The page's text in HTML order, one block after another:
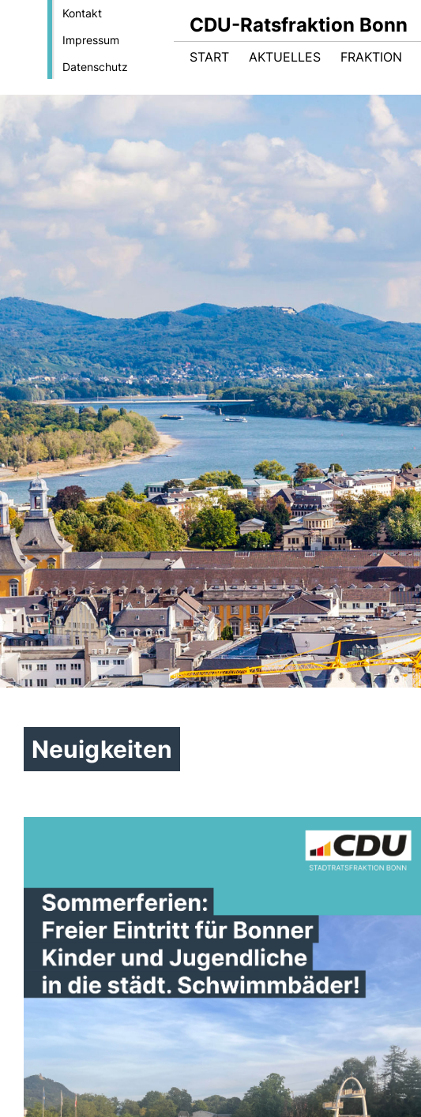
Kontakt
Impressum
Datenschutz
CDU-Ratsfraktion Bonn
START AKTUELLES FRAKTION
Neuigkeiten